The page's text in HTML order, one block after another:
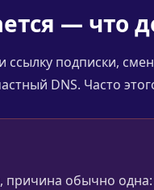
— что
подписки,
DNS. Часто
причина обычно